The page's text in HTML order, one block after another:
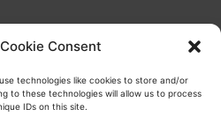
Consent
technologies like cookies to store and/or
to these technologies will allow us to process
IDs on this site.
책